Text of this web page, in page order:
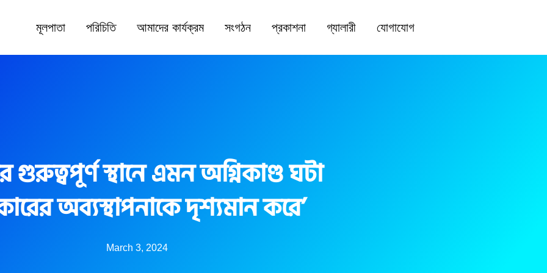
মূলপাতা পরিচিতি আমাদের কার্যক্রম সংগঠন প্রকাশনা গ্যালারী যোগাযোগ
গুরুত্বপূর্ণ স্থানে এমন অগ্নিকাণ্ড ঘটা
অব্যস্থাপনাকে দৃশ্যমান করে’
March 3, 2024